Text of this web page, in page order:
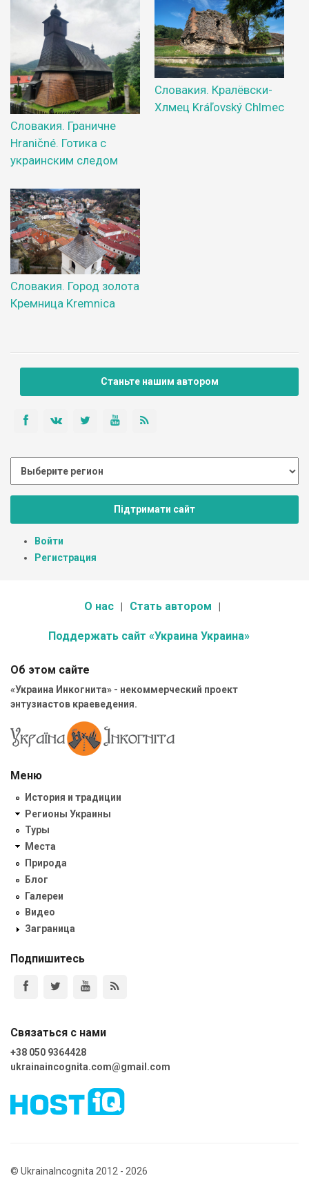
Словакия. Граничне
Hraničné. Готика с
украинским следом
Словакия. Кралёвски-
Хлмец Kráľovský Chlmec
Словакия. Город золота
Кремница Kremnica
Станьте нашим автором
Підтримати сайт
Войти
Регистрация
О нас Стать автором
Поддержать сайт «Украина Украина»
Об этом сайте
«Украина Инкогнита» - некоммерческий проект
энтузиастов краеведения.
Меню
История и традиции
Регионы Украины
Туры
Места
Природа
Блог
Галереи
Видео
Заграница
Подпишитесь
Связаться с нами
+38 050 9364428
ukrainaincognita.com@gmail.com
© UkrainaIncognita 2012 - 2026